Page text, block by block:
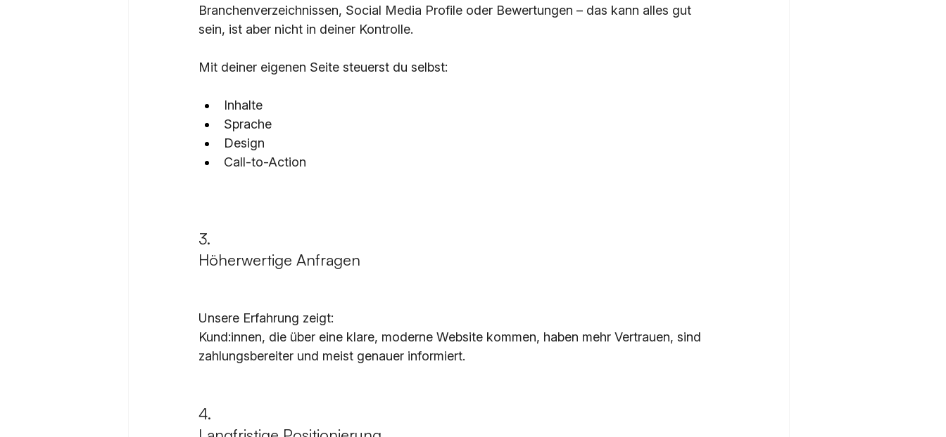
Branchenverzeichnissen, Social Media Profile oder Bewertungen – das kann alles gut
sein, ist aber nicht in deiner Kontrolle.
Mit deiner eigenen Seite steuerst du selbst:
Inhalte
Sprache
Design
Call-to-Action
3.
Höherwertige Anfragen
Unsere Erfahrung zeigt:
Kund:innen, die über eine klare, moderne Website kommen, haben mehr Vertrauen, sind
zahlungsbereiter und meist genauer informiert.
4.